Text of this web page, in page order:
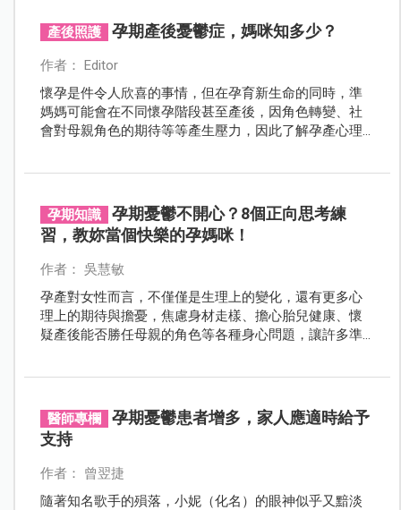
產後照護 孕期產後憂鬱症，媽咪知多少？
作者： Editor
懷孕是件令人欣喜的事情，但在孕育新生命的同時，準
媽媽可能會在不同懷孕階段甚至產後，因角色轉變、社
會對母親角色的期待等等產生壓力，因此了解孕產心理
孕期知識
孕期憂鬱不開心？8個正向思考練
習，教妳當個快樂的孕媽咪！
作者： 吳慧敏
孕產對女性而言，不僅僅是生理上的變化，還有更多心
理上的期待與擔憂，焦慮身材走樣、擔心胎兒健康、懷
疑產後能否勝任母親的角色等各種身心問題，讓許多準
醫師專欄
孕期憂鬱患者增多，家人應適時給予
支持
作者： 曾翌捷
隨著知名歌手的殞落，小妮（化名）的眼神似乎又黯淡